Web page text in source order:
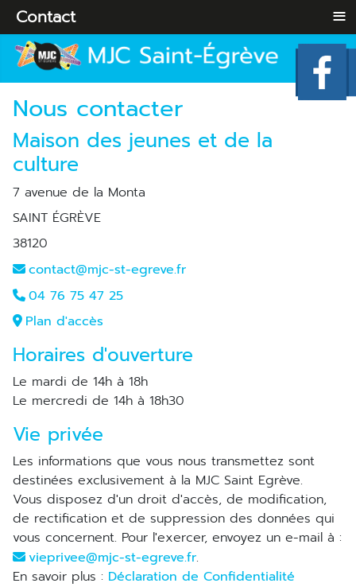
Nous contacter
Maison des jeunes et de la
culture
7 avenue de la Monta
SAINT ÉGRÈVE
38120
contact@mjc-st-egreve.fr
04 76 75 47 25
Plan d'accès
Horaires d'ouverture
Le mardi de 14h à 18h
Le mercredi de 14h à 18h30
Vie privée
Les informations que vous nous transmettez sont
destinées exclusivement à la MJC Saint Egrève.
Vous disposez d'un droit d'accès, de modification,
de rectification et de suppression des données qui
vous concernent. Pour l'exercer, envoyez un e-mail à :
vieprivee@mjc-st-egreve.fr.
En savoir plus : Déclaration de Confidentialité
Contact ≡